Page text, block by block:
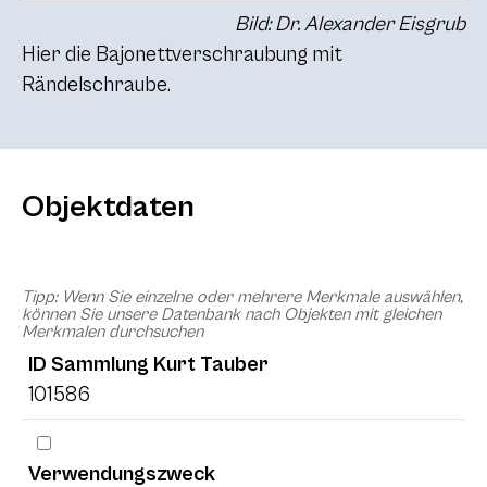
Bild: Dr. Alexander Eisgrub
Hier die Bajonettverschraubung mit
Rändelschraube.
Objektdaten
Tipp: Wenn Sie einzelne oder mehrere Merkmale auswählen,
können Sie unsere Datenbank nach Objekten mit gleichen
Merkmalen durchsuchen
ID Sammlung Kurt Tauber
101586
Verwendungszweck